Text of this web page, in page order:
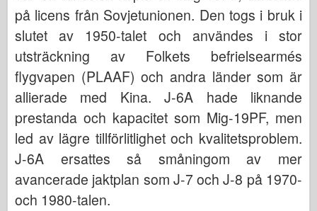
på licens från Sovjetunionen. Den togs i bruk i
slutet av 1950-talet och användes i stor
utsträckning av Folkets befrielsearmés
flygvapen (PLAAF) och andra länder som är
allierade med Kina. J-6A hade liknande
prestanda och kapacitet som Mig-19PF, men
led av lägre tillförlitlighet och kvalitetsproblem.
J-6A ersattes så småningom av mer
avancerade jaktplan som J-7 och J-8 på 1970-
och 1980-talen.